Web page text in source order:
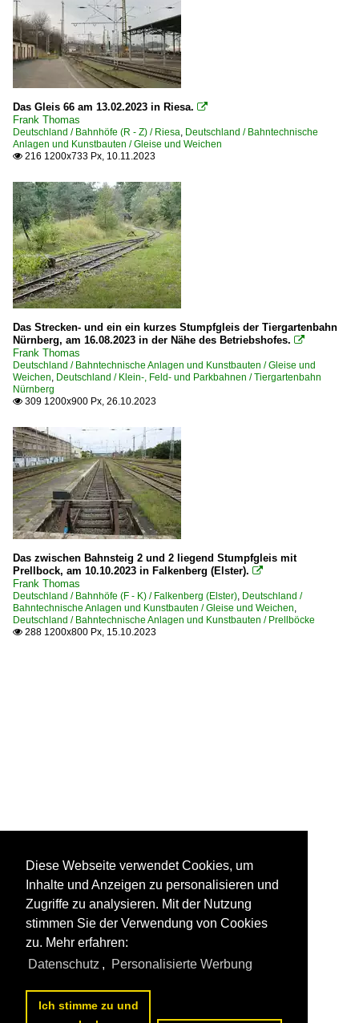
Das Gleis 66 am 13.02.2023 in Riesa. 
Frank Thomas
Deutschland / Bahnhöfe (R - Z) / Riesa, Deutschland / Bahntechnische
Anlagen und Kunstbauten / Gleise und Weichen
 216 1200x733 Px, 10.11.2023
Das Strecken- und ein ein kurzes Stumpfgleis der Tiergartenbahn
Nürnberg, am 16.08.2023 in der Nähe des Betriebshofes. 
Frank Thomas
Deutschland / Bahntechnische Anlagen und Kunstbauten / Gleise und
Weichen, Deutschland / Klein-, Feld- und Parkbahnen / Tiergartenbahn
Nürnberg
 309 1200x900 Px, 26.10.2023
Das zwischen Bahnsteig 2 und 2 liegend Stumpfgleis mit
Prellbock, am 10.10.2023 in Falkenberg (Elster). 
Frank Thomas
Deutschland / Bahnhöfe (F - K) / Falkenberg (Elster), Deutschland /
Bahntechnische Anlagen und Kunstbauten / Gleise und Weichen,
Deutschland / Bahntechnische Anlagen und Kunstbauten / Prellböcke
 288 1200x800 Px, 15.10.2023
Diese Webseite verwendet Cookies, um
Inhalte und Anzeigen zu personalisieren und
Zugriffe zu analysieren. Mit der Nutzung
stimmen Sie der Verwendung von Cookies
zu. Mehr erfahren:
Datenschutz , Personalisierte Werbung
Ich stimme zu und